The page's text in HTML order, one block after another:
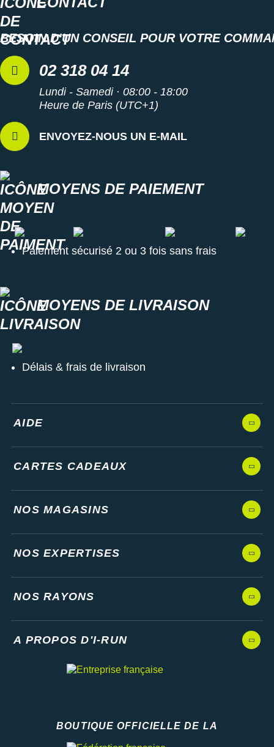
BESOIN D'UN CONSEIL POUR VOTRE
02 318 04 14
Lundi - Samedi · 08:00 - 18:00
Heure de Paris (UTC+1)
ENVOYEZ-NOUS UN E-MAIL
MOYENS DE PAIEMENT
Carte visa Carte master card Carte paypal Carte
Paiement sécurisé 2 ou 3 fois sans frais
MOYENS DE LIVRAISON
Colissimo, Chronopost, Chrono relais ou retrait en magasin
Délais & frais de livraison
AIDE
CARTES CADEAUX
NOS MAGASINS
NOS EXPERTISES
NOS RAYONS
A PROPOS D'I-RUN
BOUTIQUE OFFICIELLE DE LA